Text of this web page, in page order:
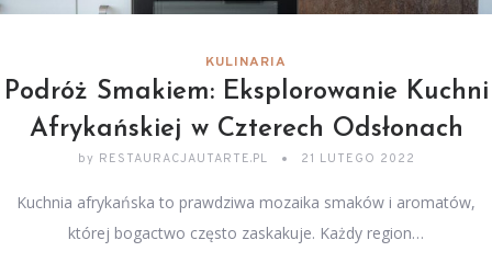
KULINARIA
Podróż Smakiem: Eksplorowanie Kuchni
Afrykańskiej w Czterech Odsłonach
by RESTAURACJAUTARTE.PL 21 LUTEGO 2022
Kuchnia afrykańska to prawdziwa mozaika smaków i aromatów,
której bogactwo często zaskakuje. Każdy region…